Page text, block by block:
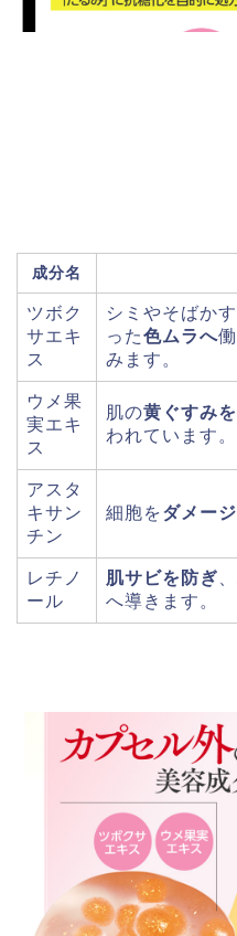
成分名
ツボク
サエキ
ス
シミやそばか
った色ムラへ
みます。
ウメ果
実エキ
ス
肌の黄ぐすみ
われています。
アスタ
キサン
チン
細胞をダメー
レチノ
ール
肌サビを防ぎ
へ導きます。